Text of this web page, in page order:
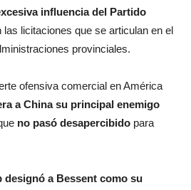
influencia del Partido
las licitaciones que se articulan en el
provinciales.
ofensiva comercial en América
a China su principal enemigo
no pasó desapercibido para
designó a Bessent como su